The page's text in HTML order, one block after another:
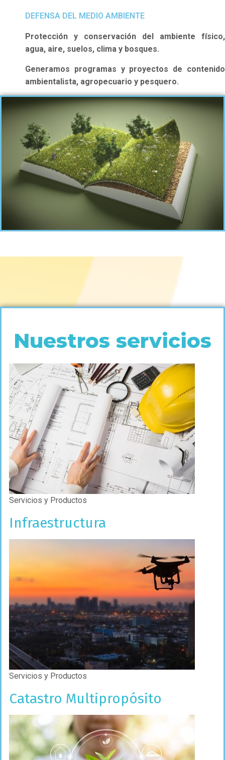
DEFENSA DEL MEDIO AMBIENTE
Protección y conservación del ambiente físico,
agua, aire, suelos, clima y bosques.
Generamos programas y proyectos de contenido
ambientalista, agropecuario y pesquero.
Nuestros servicios
Servicios y Productos
Infraestructura
Servicios y Productos
Catastro Multipropósito